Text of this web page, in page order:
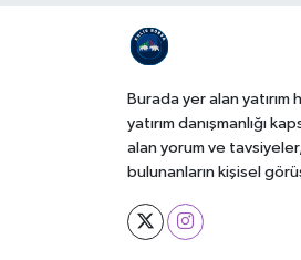
Burada yer alan
yatırım danışmanlığı
alan yorum ve
bulunanların kişisel